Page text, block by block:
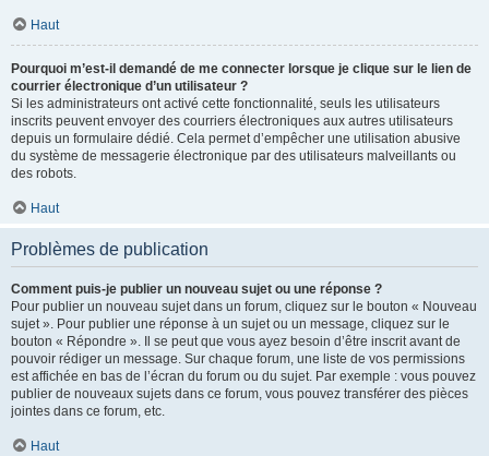
Haut
Pourquoi m’est-il demandé de me connecter lorsque je clique sur le lien de
courrier électronique d’un utilisateur ?
Si les administrateurs ont activé cette fonctionnalité, seuls les utilisateurs
inscrits peuvent envoyer des courriers électroniques aux autres utilisateurs
depuis un formulaire dédié. Cela permet d’empêcher une utilisation abusive
du système de messagerie électronique par des utilisateurs malveillants ou
des robots.
Haut
Problèmes de publication
Comment puis-je publier un nouveau sujet ou une réponse ?
Pour publier un nouveau sujet dans un forum, cliquez sur le bouton « Nouveau
sujet ». Pour publier une réponse à un sujet ou un message, cliquez sur le
bouton « Répondre ». Il se peut que vous ayez besoin d’être inscrit avant de
pouvoir rédiger un message. Sur chaque forum, une liste de vos permissions
est affichée en bas de l’écran du forum ou du sujet. Par exemple : vous pouvez
publier de nouveaux sujets dans ce forum, vous pouvez transférer des pièces
jointes dans ce forum, etc.
Haut